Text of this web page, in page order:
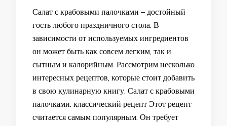
Салат с крабовыми палочками – достойный
гость любого праздничного стола. В
зависимости от используемых ингредиентов
он может быть как совсем легким, так и
сытным и калорийным. Рассмотрим несколько
интересных рецептов, которые стоит добавить
в свою кулинарную книгу. Салат с крабовыми
палочками: классический рецепт Этот рецепт
считается самым популярным. Он требует